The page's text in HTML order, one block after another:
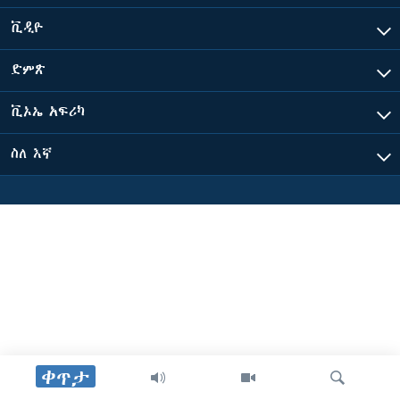
ቋንቋዎች
ቀጥታ
ቪዲዮ
ድምጽ
ቪኦኤ አፍሪካ
ስለ እኛ